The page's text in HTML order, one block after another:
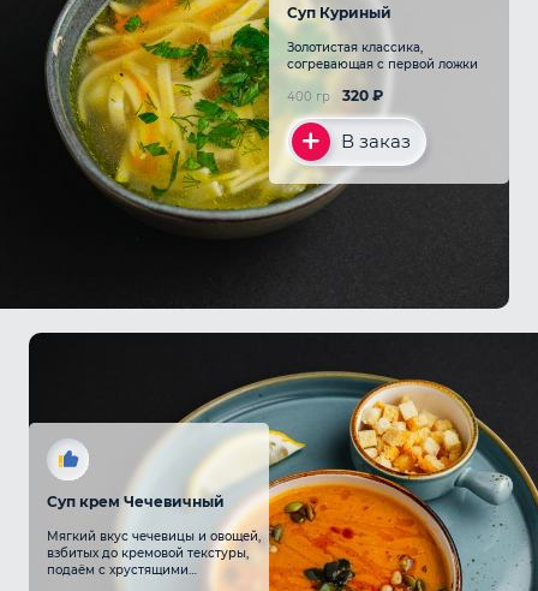
Суп Куриный
Золотистая классика,
согревающая с первой ложки
320 ₽
400 гр
В заказ
Суп крем Чечевичный
Мягкий вкус чечевицы и овощей,
взбитых до кремовой текстуры,
подаём с хрустящими